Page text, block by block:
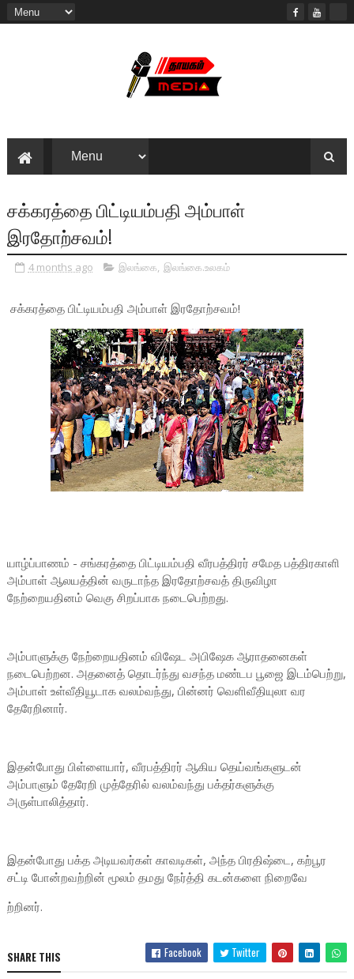
சக்கரத்தை பிட்டியம்பதி அம்பாள்
இரதோற்சவம்!
4 months ago இலங்கை, இலங்கை.உலகம்
சக்கரத்தை பிட்டியம்பதி அம்பாள் இரதோற்சவம்!
யாழ்ப்பாணம் - சங்கரத்தை பிட்டியம்பதி வீரபத்திரர் சமேத பத்திரகாளி
அம்பாள் ஆலயத்தின் வருடாந்த இரதோற்சவத் திருவிழா
நேற்றையதினம் வெகு சிறப்பாக நடைபெற்றது.
அம்பாளுக்கு நேற்றையதினம் விஷேட அபிஷேக ஆராதனைகள்
நடைபெற்றன. அதனைத் தொடர்ந்து வசந்த மண்டப பூஜை இடம்பெற்று,
அம்பாள் உள்வீதியூடாக வலம்வந்து, பின்னர் வெளிவீதியுலா வர
தேரேறினார்.
இதன்போது பிள்ளையார், வீரபத்திரர் ஆகிய தெய்வங்களுடன்
அம்பாளும் தேரேறி முத்தேரில் வலம்வந்து பக்தர்களுக்கு
அருள்பாலித்தார்.
இதன்போது பக்த அடியவர்கள் காவடிகள், அந்த பிரதிஷ்டை, கற்பூர
சட்டி போன்றவற்றின் மூலம் தமது நேர்த்தி கடன்களை நிறைவே
ற்றினர்.
SHARE THIS Facebook Twitter